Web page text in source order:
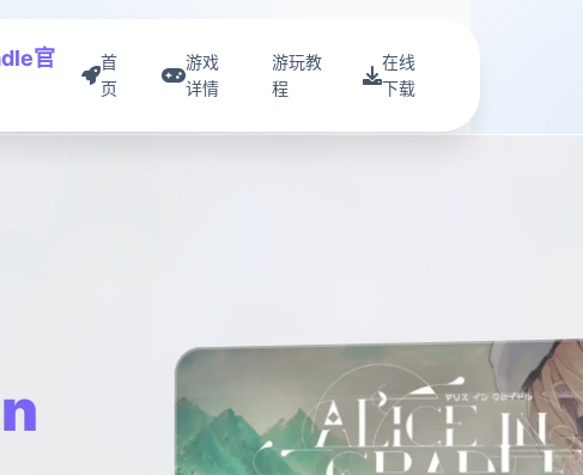
官
首
页
游戏
详情
游玩教
程
在线
下载